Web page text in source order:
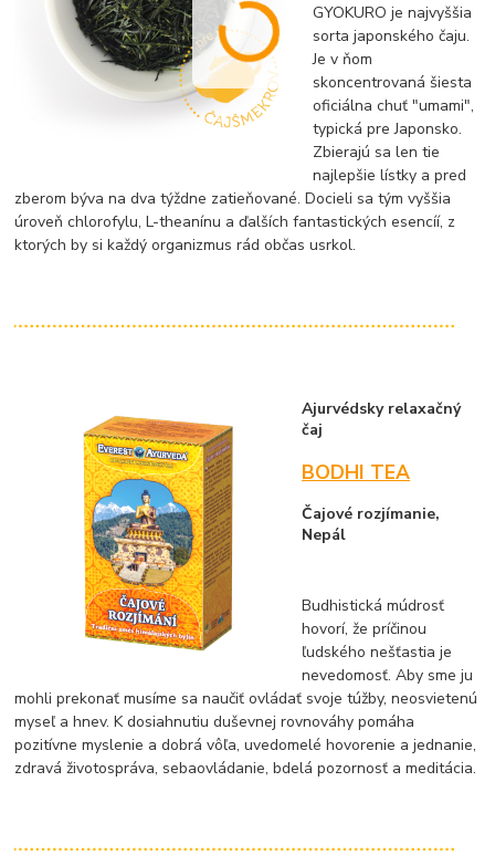
GYOKURO je najvyššia
sorta japonského čaju.
Je v ňom
skoncentrovaná šiesta
oficiálna chuť "umami",
typická pre Japonsko.
Zbierajú sa len tie
najlepšie lístky a pred
zberom býva na dva týždne zatieňované. Docieli sa tým vyššia
úroveň chlorofylu, L-theanínu a ďalších fantastických esencíí, z
ktorých by si každý organizmus rád občas usrkol.
Ajurvédsky relaxačný
čaj
BODHI TEA
Čajové rozjímanie,
Nepál
Budhistická múdrosť
hovorí, že príčinou
ľudského nešťastia je
nevedomosť. Aby sme ju
mohli prekonať musíme sa naučiť ovládať svoje túžby, neosvietenú
myseľ a hnev. K dosiahnutiu duševnej rovnováhy pomáha
pozitívne myslenie a dobrá vôľa, uvedomelé hovorenie a jednanie,
zdravá životospráva, sebaovládanie, bdelá pozornosť a meditácia.